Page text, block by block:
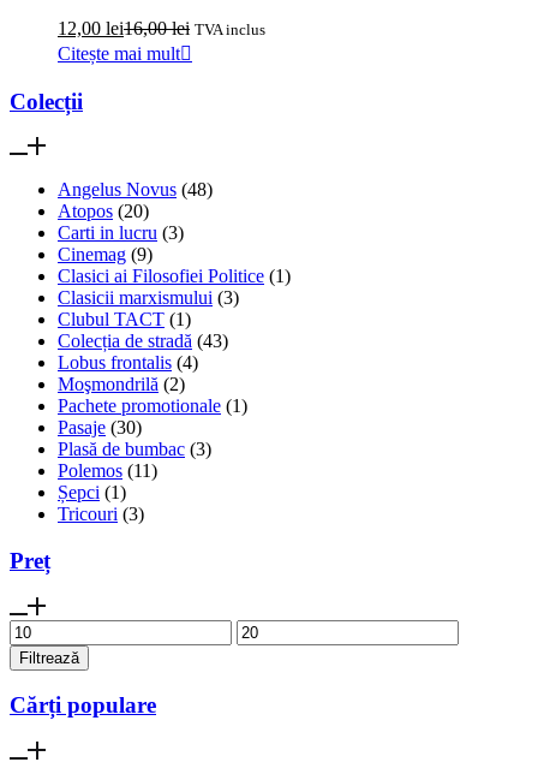
12,00 lei16,00lei TVA inclus
Citește mai mult
Colecții
Angelus Novus (48)
Atopos (20)
Carti in lucru (3)
Cinemag (9)
Clasici ai Filosofiei Politice (1)
Clasicii marxismului (3)
Clubul TACT (1)
Colecția de stradă (43)
Lobus frontalis (4)
Moşmondrilă (2)
Pachete promotionale (1)
Pasaje (30)
Plasă de bumbac (3)
Polemos (11)
Șepci (1)
Tricouri (3)
Preț
Preț
minim
Preț
maxim
Filtrează
Cărți populare